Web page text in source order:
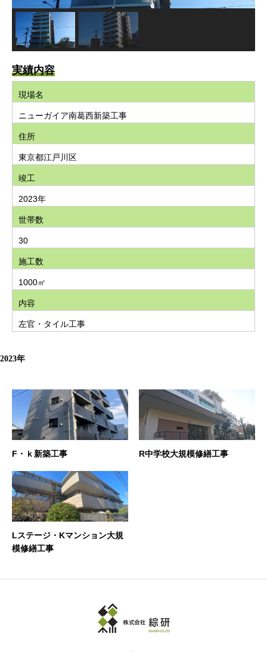
実績内容
現場名
ニューガイア南葛西新築工事
住所
東京都江戸川区
竣工
2023年
世帯数
30
施工数
1000㎡
内容
左官・タイル工事
2023年
F・ｋ新築工事 R中学校大規模修繕工事
Lステージ・Kマンション大規
模修繕工事